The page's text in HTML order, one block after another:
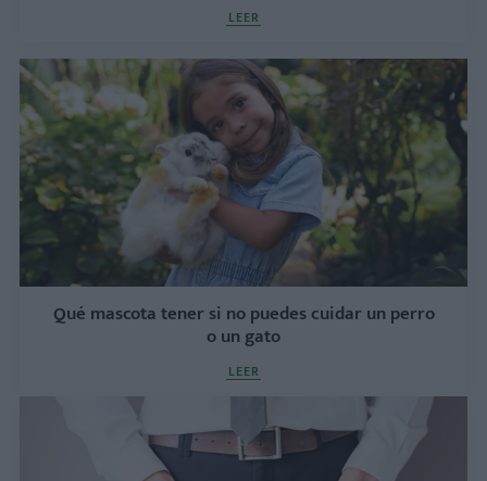
LEER
Qué mascota tener si no puedes cuidar un perro
o un gato
LEER